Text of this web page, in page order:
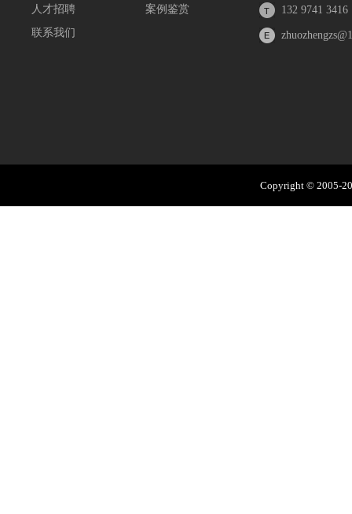
人才招聘
联系我们
案例鉴赏
132 9741 3416
Copyright © 2005-